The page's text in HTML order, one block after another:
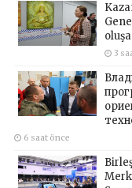
3
6 saat önce